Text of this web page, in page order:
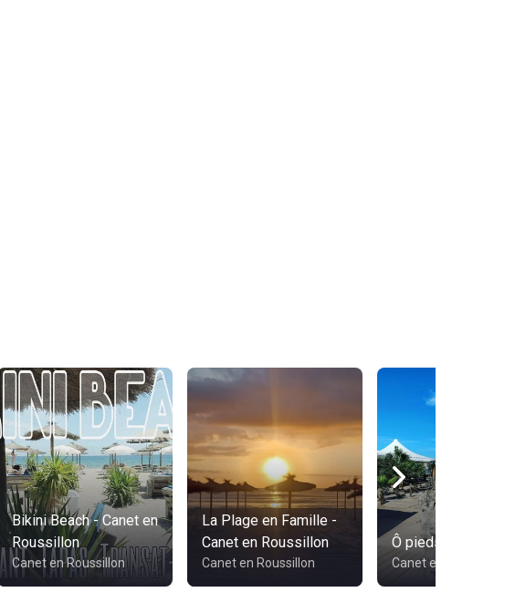
Bikini Beach - Canet en
Roussillon
Canet en Roussillon
La Plage en Famille -
Canet en Roussillon
Canet en Roussillon
Ô pieds nus
Canet en Roussillon